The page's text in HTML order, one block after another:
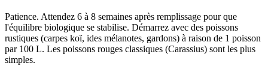
Patience. Attendez 6 à 8 semaines après remplissage pour que
l'équilibre biologique se stabilise. Démarrez avec des poissons
rustiques (carpes koï, ides mélanotes, gardons) à raison de 1 poisson
par 100 L. Les poissons rouges classiques (Carassius) sont les plus
simples.